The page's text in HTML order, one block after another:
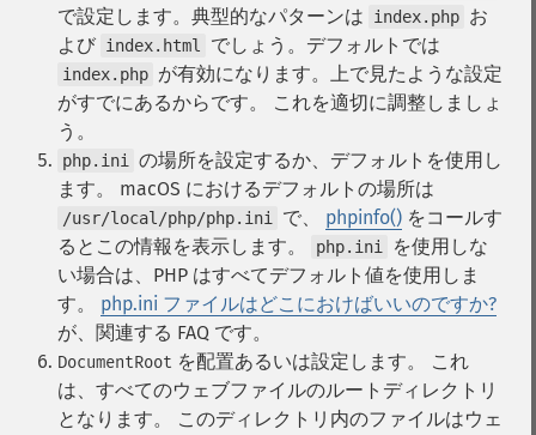
で設定します。典型的なパターンは index.php お
よび index.html でしょう。デフォルトでは
index.php が有効になります。上で見たような設定
がすでにあるからです。 これを適切に調整しましょ
う。
php.ini
の場所を設定するか、デフォルトを使用し
ます。 macOS におけるデフォルトの場所は
/usr/local/php/php.ini で、 phpinfo() をコールす
るとこの情報を表示します。
php.ini
を使用しな
い場合は、PHP はすべてデフォルト値を使用しま
す。 php.ini ファイルはどこにおけばいいのですか?
が、関連する FAQ です。
DocumentRoot を配置あるいは設定します。
これ
は、すべてのウェブファイルのルートディレクトリ
となります。 このディレクトリ内のファイルはウェ